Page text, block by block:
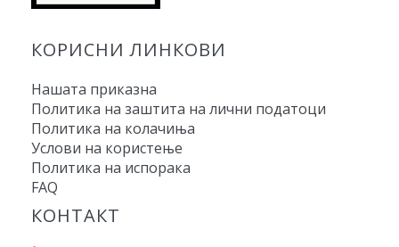
КОРИСНИ ЛИНКОВИ
Нашата приказна
Политика на заштита на лични податоци
Политика на колачиња
Услови на користење
Политика на испорака
FAQ
КОНТАКТ